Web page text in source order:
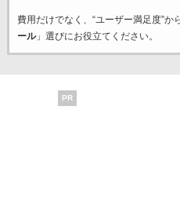
費用だけでなく、“ユーザー満足度”か
ール」選びにお役立てください。
PR